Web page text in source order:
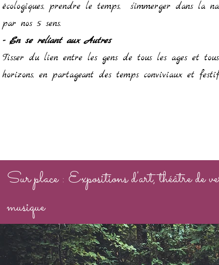
écologiques, prendre le temps, s'immerger dans la
par nos 5 sens.
- En se reliant aux Autres
Tisser du lien entre les gens de tous les ages et
horizons, en partageant des temps conviviaux et
Sur place : Expositions d'art, théâtre de
musique